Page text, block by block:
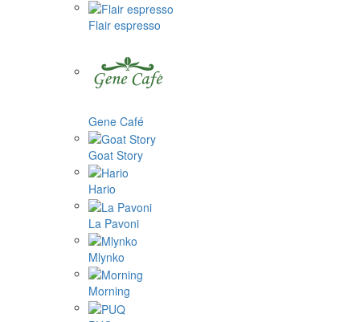
Flair espresso
Gene Café
Goat Story
Hario
La Pavoni
Mlynko
Morning